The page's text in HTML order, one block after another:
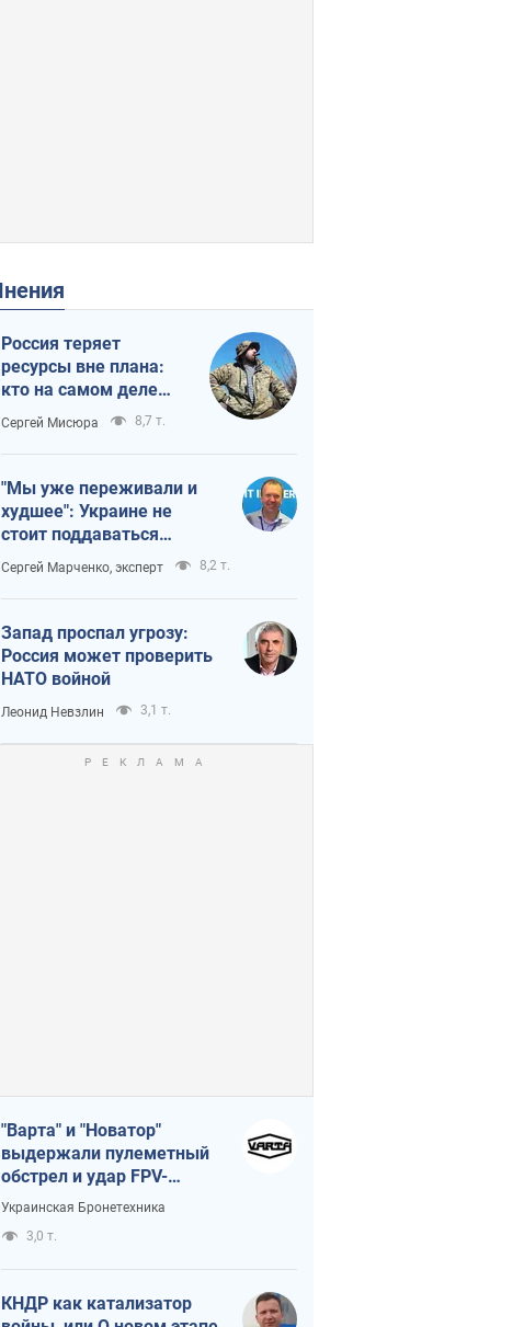
Мнения
Россия теряет
ресурсы вне плана:
кто на самом деле
диктует темп войны
Сергей Мисюра 8,7 т.
"Мы уже переживали и
худшее": Украине не
стоит поддаваться
отчаянию из-за
ракетного террора
Сергей Марченко, эксперт 8,2 т.
Запад проспал угрозу:
Россия может проверить
НАТО войной
Леонид Невзлин 3,1 т.
"Варта" и "Новатор"
выдержали пулеметный
обстрел и удар FPV-
дрона, сохранив жизнь
Украинская Бронетехника
3,0 т.
КНДР как катализатор